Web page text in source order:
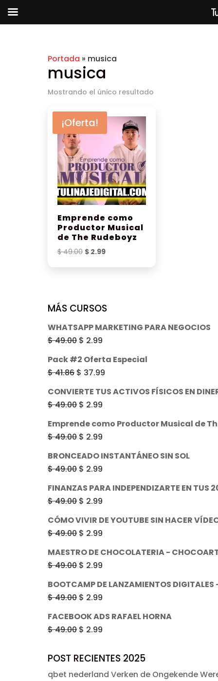
Portada » musica
musica
Mostrando el único resultado
¡Oferta!
Emprende como
Productor Musical
de The Rudeboyz
$49.00 El
$ 2.99El
MÁS CURSOS
WHATSAPP MARKETING PARA NEGOCIOS
$49.00 El
precio
original
era:
$ 49.00.
$ 2.99
actual
$ 2.99.
Pack #2 Oferta Especial
$41.86 El
original
era:
$ 41.86.
$ 37.99
$ 37.99.
CONVIERTE TUS ACTIVOS FÍSICOS EN
$49.00 El
original
era:
$ 49.00.
$ 2.99
$ 2.99.
Emprende como Productor Musical de
$49.00 El
original
era:
$ 49.00.
$ 2.99
$ 2.99.
BRONCEADO INSTANTÁNEO SIN SOL
$49.00 El
original
era:
$ 49.00.
$ 2.99
$ 2.99.
FINANZAS PARA INDEPENDIZARTE EN TUS
$49.00 El
original
era:
$ 49.00.
$ 2.99
$ 2.99.
CÓMO VIVIR DE YOUTUBE SIN HACER
$49.00 El
original
era:
$ 49.00.
$ 2.99
$ 2.99.
MAESTRO DE CHOCOLATERIA -
$49.00 El
original
era:
$ 49.00.
$ 2.99
$ 2.99.
BOOTCAMP DE LANZAMIENTOS
$49.00 El
original
era:
$ 2.99
FACEBOOK ADS RAFAEL HORNA
$49.00 El
original
era:
$ 2.99
actual
es:
POST RECIENTES 2025
qbet nederland Verken de Ongekende